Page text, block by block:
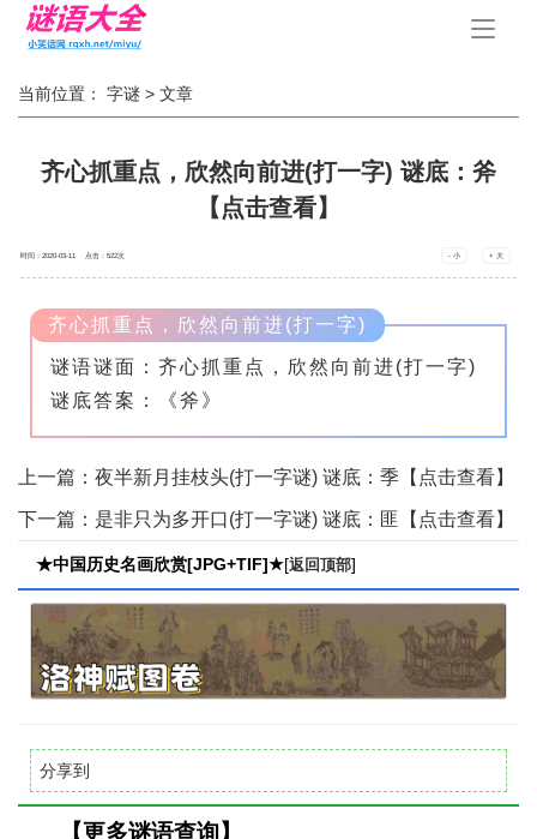
手
当前位置： 字谜 > 文章
齐心抓重点，欣然向前进(打一字) 谜底：斧
【点击查看】
时间：2020-03-11 点击：522次 - 小 + 大
齐心抓重点，欣然向前进(打一字)
谜语谜面：齐心抓重点，欣然向前进(打一字)
谜底答案：《斧》
上一篇： 夜半新月挂枝头(打一字谜) 谜底：季【点击查看】
下一篇： 是非只为多开口(打一字谜) 谜底：匪【点击查看】
★中国历史名画欣赏[JPG+TIF]★[返回顶部]
分享到
【更多谜语查询】